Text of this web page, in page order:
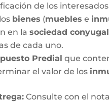
de los
bienes (muebles e
en lasociedad conyugal
de cada uno.
Predial que
el valor de los
: Consulte con el